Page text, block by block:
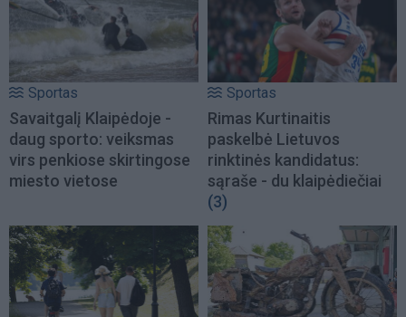
Sportas
Savaitgalį Klaipėdoje -
daug sporto: veiksmas
virs penkiose skirtingose
miesto vietose
Sportas
Rimas Kurtinaitis
paskelbė Lietuvos
rinktinės kandidatus:
sąraše - du klaipėdiečiai
(3)